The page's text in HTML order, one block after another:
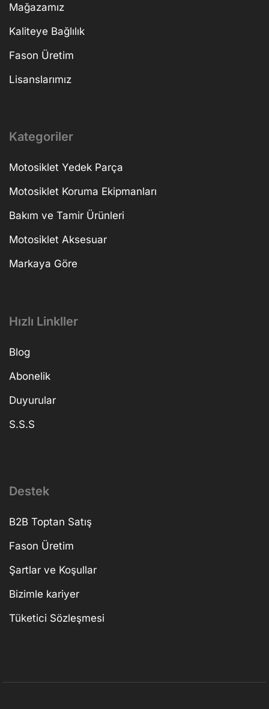
Mağazamız
Kaliteye Bağlılık
Fason Üretim
Lisanslarımız
Kategoriler
Motosiklet Yedek Parça
Motosiklet Koruma Ekipmanları
Bakım ve Tamir Ürünleri
Motosiklet Aksesuar
Markaya Göre
Hızlı Linkller
Blog
Abonelik
Duyurular
S.S.S
Destek
B2B Toptan Satış
Fason Üretim
Şartlar ve Koşullar
Bizimle kariyer
Tüketici Sözleşmesi